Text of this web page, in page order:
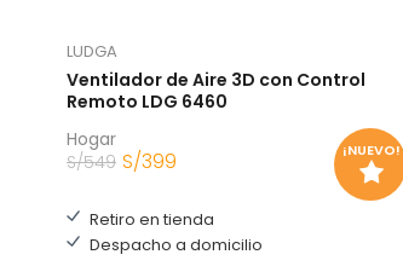
¡NUEVO!
LUDGA
Ventilador de Aire 3D con Control
Remoto LDG 6460
Hogar
S/549 S/399
Retiro en tienda
Despacho a domicilio